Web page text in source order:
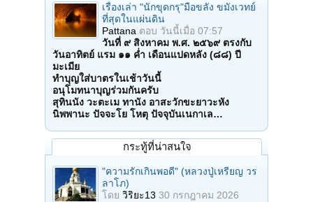
เรื่องเล่า "นักขุดกรุ"มือขลัง ขมังเวทย์
ที่สุดในแผ่นดิน
Pattana ตอบ วันนี้เมื่อ 07:57
วันที่ ๙ สิงหาคม พ.ศ. ๒๕๖๙ ตรงกับ
วันอาทิตย์ แรม ๑๑ ค่ำ เดือนแปดหลัง (๘๘) ปี
มะเมีย
ทำบุญใส่บาตรในเช้าวันนี้
อนุโมทนาบุญร่วมกันครับ
สุทินนัง วะตะเม ทานัง อาสะวักขะยาวะหัง
นิพพานะ ปัจจะโย โหตุ ปัจจุบันเนกาเล…
กระทู้ที่น่าสนใจ
"ความรักเกินพอดี" (หลวงปู่เหรียญ วร
ลาโภ)
โดย วิริยะ13 30 กรกฎาคม 2026